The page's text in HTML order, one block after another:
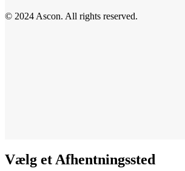
© 2024 Ascon. All rights reserved.
Vælg et Afhentningssted